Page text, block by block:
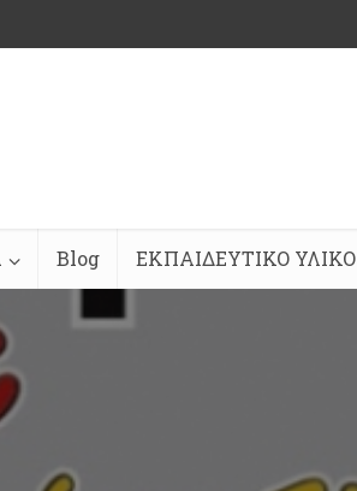
Blog ΕΚΠΑΙΔΕΥΤΙΚΟ ΥΛΙΚΟ